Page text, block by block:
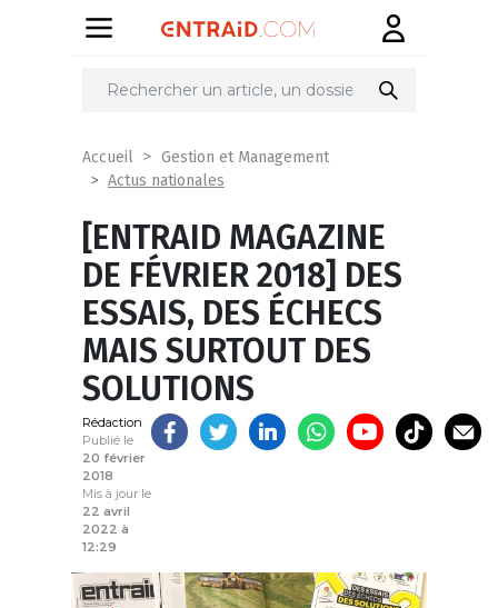
Partager
Accueil
Gestion et Management
Actus nationales
[ENTRAID MAGAZINE
DE FÉVRIER 2018] DES
ESSAIS, DES ÉCHECS
MAIS SURTOUT DES
SOLUTIONS
Rédaction
Publié le
20 février
2018
Mis à jour le
22 avril
2022 à
12:29